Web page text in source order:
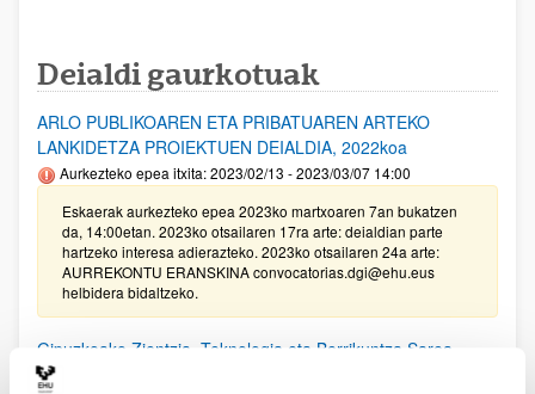
Deialdi gaurkotuak
ARLO PUBLIKOAREN ETA PRIBATUAREN ARTEKO
LANKIDETZA PROIEKTUEN DEIALDIA, 2022koa
Aurkezteko epea itxita: 2023/02/13 - 2023/03/07 14:00
Eskaerak aurkezteko epea 2023ko martxoaren 7an bukatzen
da, 14:00etan. 2023ko otsailaren 17ra arte: deialdian parte
hartzeko interesa adierazteko. 2023ko otsailaren 24a arte:
AURREKONTU ERANSKINA convocatorias.dgi@ehu.eus
helbidera bidaltzeko.
Gipuzkoako Zientzia, Teknologia eta Berrikuntza Sarea
bultzatzeko Programaren laguntzak 2022